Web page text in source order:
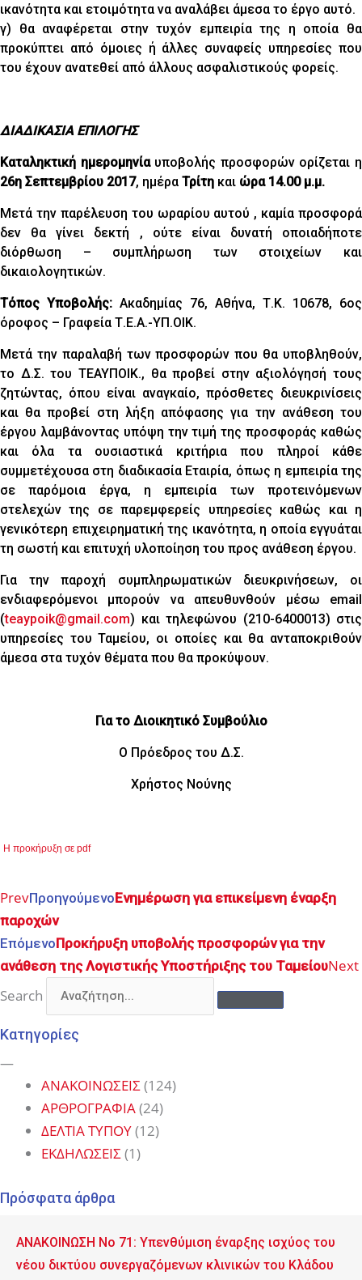
ικανότητα και ετοιμότητα να αναλάβει άμεσα το έργο αυτό.
γ) θα αναφέρεται στην τυχόν εμπειρία της η οποία θα
προκύπτει από όμοιες ή άλλες συναφείς υπηρεσίες που
του έχουν ανατεθεί από άλλους ασφαλιστικούς φορείς.
ΔΙΑΔΙΚΑΣΙΑ ΕΠΙΛΟΓΗΣ
Καταληκτική ημερομηνίαυποβολής προσφορών ορίζεται η
26η Σεπτεμβρίου 2017, ημέρα Τρίτη και ώρα 14.00 μ.μ.
Μετά την παρέλευση του ωραρίου αυτού , καμία προσφορά
δεν θα γίνει δεκτή , ούτε είναι δυνατή οποιαδήποτε
διόρθωση – συμπλήρωση των στοιχείων και
δικαιολογητικών.
Τόπος Υποβολής: Ακαδημίας 76, Αθήνα, Τ.Κ. 10678, 6ος
όροφος – Γραφεία Τ.Ε.Α.-ΥΠ.ΟΙΚ.
Μετά την παραλαβή των προσφορών που θα υποβληθούν,
το Δ.Σ. του ΤΕΑΥΠΟΙΚ., θα προβεί στην αξιολόγησή τους
ζητώντας, όπου είναι αναγκαίο, πρόσθετες διευκρινίσεις
και θα προβεί στη λήξη απόφασης για την ανάθεση του
έργου λαμβάνοντας υπόψη την τιμή της προσφοράς καθώς
και όλα τα ουσιαστικά κριτήρια που πληροί κάθε
συμμετέχουσα στη διαδικασία Εταιρία, όπως η εμπειρία της
σε παρόμοια έργα, η εμπειρία των προτεινόμενων
στελεχών της σε παρεμφερείς υπηρεσίες καθώς και η
γενικότερη επιχειρηματική της ικανότητα, η οποία εγγυάται
τη σωστή και επιτυχή υλοποίηση του προς ανάθεση έργου.
Για την παροχή συμπληρωματικών διευκρινήσεων, οι
ενδιαφερόμενοι μπορούν να απευθυνθούν μέσω email
(teaypoik@gmail.com) και τηλεφώνου (210-6400013) στις
υπηρεσίες του Ταμείου, οι οποίες και θα ανταποκριθούν
άμεσα στα τυχόν θέματα που θα προκύψουν.
Για το Διοικητικό Συμβούλιο
O Πρόεδρος του Δ.Σ.
Χρήστος Νούνης
Η προκήρυξη σε pdf
PrevΠροηγούμενοΕνημέρωση για επικείμενη έναρξη
παροχών
ΕπόμενοΠροκήρυξη υποβολής προσφορών για την
ανάθεση της Λογιστικής Υποστήριξης του ΤαμείουNext
Search
Κατηγορίες
—
ΑΝΑΚΟΙΝΩΣΕΙΣ (124)
ΑΡΘΡΟΓΡΑΦΙΑ(24)
ΔΕΛΤΙΑ ΤΥΠΟΥ(12)
ΕΚΔΗΛΩΣΕΙΣ (1)
Πρόσφατα άρθρα
ΑΝΑΚΟΙΝΩΣΗ No 71: Υπενθύμιση έναρξης ισχύος του
νέου δικτύου συνεργαζόμενων κλινικών του Κλάδου